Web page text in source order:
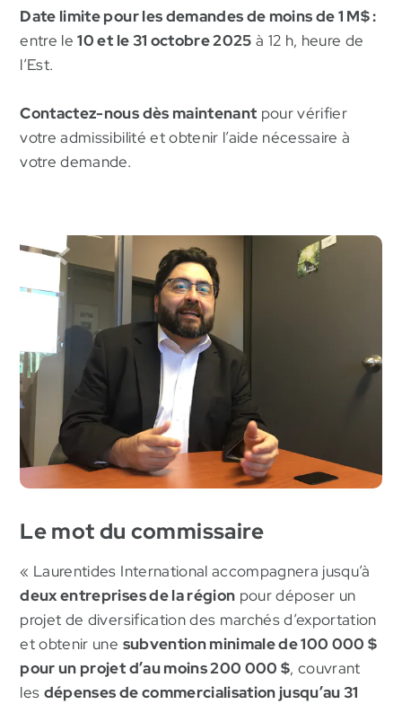
Date limite pour les demandes de moins de 1 M$ :
entre le10 et le 31 octobre 2025 à 12 h, heure de
l’Est.
Contactez-nous dès maintenant pour vérifier
votre admissibilité et obtenir l’aide nécessaire à
votre demande.
Le mot du commissaire
« Laurentides International accompagnera jusqu’à
deux entreprises de la région pour déposer un
projet de diversification des marchés d’exportation
et obtenir une subvention minimale de 100 000 $
pour un projet d’au moins 200 000 $, couvrant
les dépenses de commercialisation jusqu’au 31